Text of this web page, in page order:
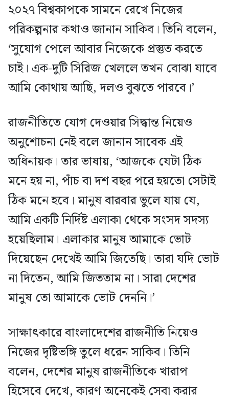
২০২৭ বিশ্বকাপকে সামনে রেখে নিজের
পরিকল্পনার কথাও জানান সাকিব। তিনি বলেন,
‘সুযোগ পেলে আবার নিজেকে প্রস্তুত করতে
চাই। এক-দুটি সিরিজ খেললে তখন বোঝা যাবে
আমি কোথায় আছি, দলও বুঝতে পারবে।’
রাজনীতিতে যোগ দেওয়ার সিদ্ধান্ত নিয়েও
অনুশোচনা নেই বলে জানান সাবেক এই
অধিনায়ক। তার ভাষায়, ‘আজকে যেটা ঠিক
মনে হয় না, পাঁচ বা দশ বছর পরে হয়তো সেটাই
ঠিক মনে হবে। মানুষ বারবার ভুলে যায় যে,
আমি একটি নির্দিষ্ট এলাকা থেকে সংসদ সদস্য
হয়েছিলাম। এলাকার মানুষ আমাকে ভোট
দিয়েছেন দেখেই আমি জিতেছি। তারা যদি ভোট
না দিতেন, আমি জিততাম না। সারা দেশের
মানুষ তো আমাকে ভোট দেননি।’
সাক্ষাৎকারে বাংলাদেশের রাজনীতি নিয়েও
নিজের দৃষ্টিভঙ্গি তুলে ধরেন সাকিব। তিনি
বলেন, দেশের মানুষ রাজনীতিকে খারাপ
হিসেবে দেখে, কারণ অনেকেই সেবা করার